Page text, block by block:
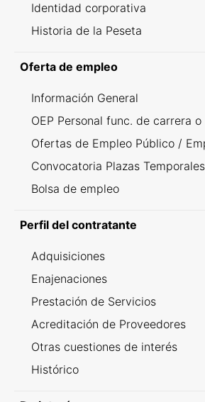
Identidad corporativa
Historia de la Peseta
Oferta de empleo
Información General
OEP Personal func. de carrera
Ofertas de Empleo Público /
Convocatoria Plazas Temporales
Bolsa de empleo
Perfil del contratante
Adquisiciones
Enajenaciones
Prestación de Servicios
Acreditación de Proveedores
Otras cuestiones de interés
Histórico